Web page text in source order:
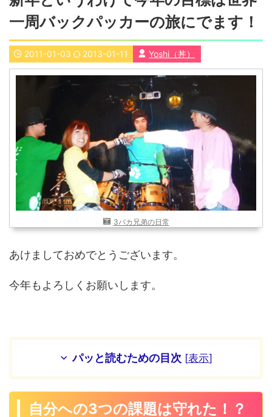
中部
中国・四国
北海道・東北
関東
近畿
九州
世界一周ブログ
アジア
北・中南米
東南アジア
世界一周の準備
Web・ガジェット
スマホ・タブレット
PC・インターネット
ポケモンGO
一周バックパッカーの旅にでます！
2011-01-03 2013-01-11 Yoshi（丼）
3バカ兄弟の日常
あけましておめでとうございます。
今年もよろしくお願いします。
パッと読むための目次 [表示]
自分への3つの課題は守れた！？